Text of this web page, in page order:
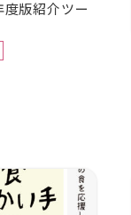
版紹介ツー